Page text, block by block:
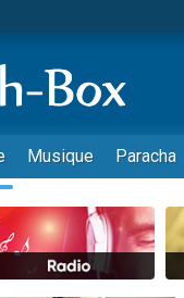
d'Israel
dans un appartement
et le Birkat
jambe de Yohan
Musique Paracha